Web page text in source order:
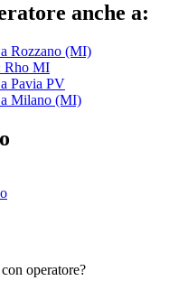
anche a:
Rozzano (MI)
Rho MI
Pavia PV
a Milano (MI)
operatore?